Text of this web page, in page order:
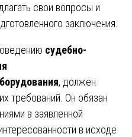
свои вопросы и
заключения.
судебно-
, должен
требований. Он обязан
в заявленной
в исходе